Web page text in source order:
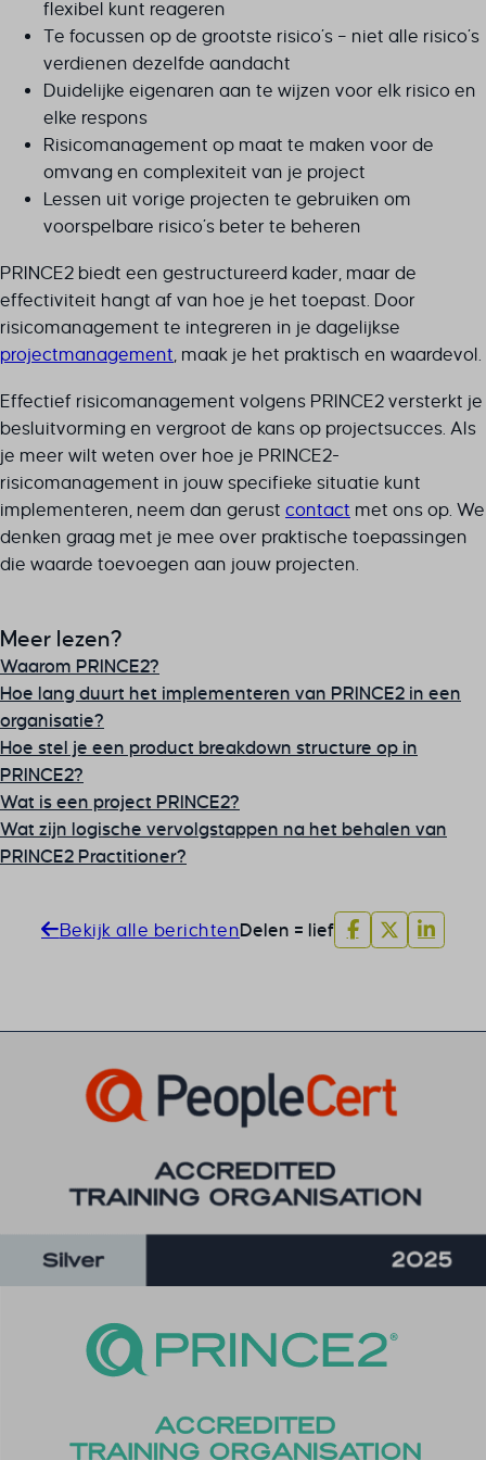
flexibel kunt reageren
Te focussen op de grootste risico’s – niet alle risico’s
verdienen dezelfde aandacht
Duidelijke eigenaren aan te wijzen voor elk risico en
elke respons
Risicomanagement op maat te maken voor de
omvang en complexiteit van je project
Lessen uit vorige projecten te gebruiken om
voorspelbare risico’s beter te beheren
PRINCE2 biedt een gestructureerd kader, maar de
effectiviteit hangt af van hoe je het toepast. Door
risicomanagement te integreren in je dagelijkse
projectmanagement, maak je het praktisch en waardevol.
Effectief risicomanagement volgens PRINCE2 versterkt je
besluitvorming en vergroot de kans op projectsucces. Als
je meer wilt weten over hoe je PRINCE2-
risicomanagement in jouw specifieke situatie kunt
implementeren, neem dan gerust contact met ons op. We
denken graag met je mee over praktische toepassingen
die waarde toevoegen aan jouw projecten.
Meer lezen?
Waarom PRINCE2?
Hoe lang duurt het implementeren van PRINCE2 in een
organisatie?
Hoe stel je een product breakdown structure op in
PRINCE2?
Wat is een project PRINCE2?
Wat zijn logische vervolgstappen na het behalen van
PRINCE2 Practitioner?
Bekijk alle berichtenDelen = lief
mhcookie
PHPSESSID
sessionId
unique_session_id
woocommerce_cart_hash
woocommerce_items_in_cart
wordpress_test_cookie
wp_lang
wp_woocommerce_session_*
wp-settings-*
wp-settings-time-*
ajs_anonymous_id
rank_math_analytics_date_range
sbjs_current
sbjs_current_add
sbjs_first
sbjs_first_add
sbjs_udata
tk_ai
tk_qs
x_logged_in_user
_fbc
_fbp
_gcl_au
_gcl_aw
_gcl_gs
intercom-device-id-*
mailerlite_accepts_marketing
mailerlite_checkout_email
mailerlite_checkout_token
SID
Andere diensten
de andere specifieke categorieën vallen of niet duidelijk zijn
gecategoriseerd.
__eventn_id_UMCWuWALoU
_dd_s
_gcl_ag
7eee2858-d3e0-4007-8e38-f94d902144b5
av_lang
brf-unlock-maintenance
cky-action
cookieyes-advertisement
cookieyes-analytics
cookieyesID
csmm_menu
ext_name
hsoffset_*
i18next
li_adsId
MicrosoftApplicationsTelemetryDeviceId
SLO_GWPT_Show_Hide_tmp
SLO_wptGlobTipTmp
TSVB_UID
ws_form_debug_height
x_favorite_ids__product
zero-chakra-ui-color-mode